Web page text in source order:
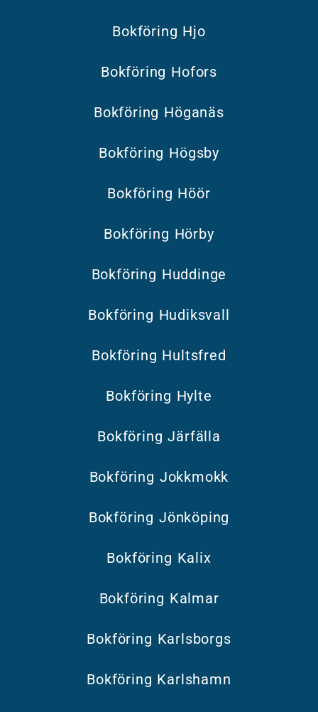
Bokföring Hjo
Bokföring Hofors
Bokföring Höganäs
Bokföring Högsby
Bokföring Höör
Bokföring Hörby
Bokföring Huddinge
Bokföring Hudiksvall
Bokföring Hultsfred
Bokföring Hylte
Bokföring Järfälla
Bokföring Jokkmokk
Bokföring Jönköping
Bokföring Kalix
Bokföring Kalmar
Bokföring Karlsborgs
Bokföring Karlshamn